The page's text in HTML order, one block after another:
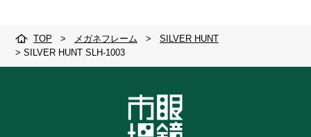
TOP > メガネフレーム >
SILVER HUNT
> SILVER HUNT SLH-1003